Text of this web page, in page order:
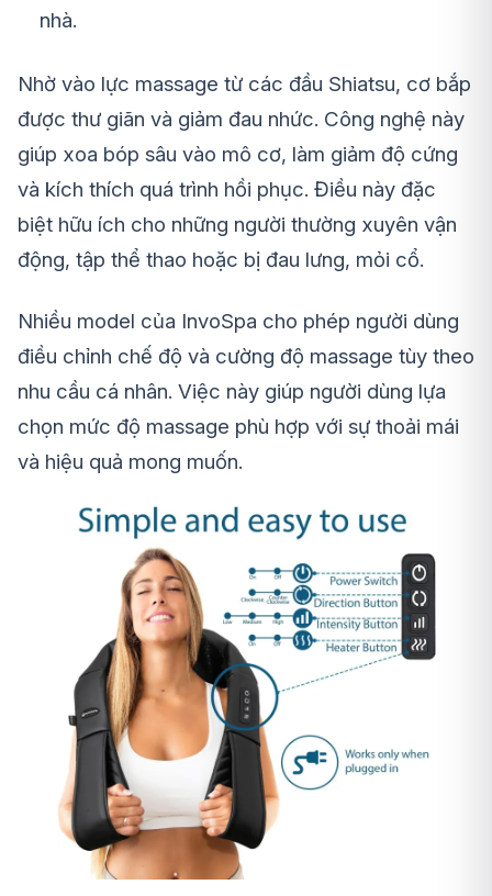
nhà.
Nhờ vào lực massage từ các đầu Shiatsu, cơ bắp
được thư giãn và giảm đau nhức. Công nghệ này
giúp xoa bóp sâu vào mô cơ, làm giảm độ cứng
và kích thích quá trình hồi phục. Điều này đặc
biệt hữu ích cho những người thường xuyên vận
động, tập thể thao hoặc bị đau lưng, mỏi cổ.
Nhiều model của InvoSpa cho phép người dùng
điều chỉnh chế độ và cường độ massage tùy theo
nhu cầu cá nhân. Việc này giúp người dùng lựa
chọn mức độ massage phù hợp với sự thoải mái
và hiệu quả mong muốn.